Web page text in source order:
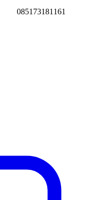
085173181161